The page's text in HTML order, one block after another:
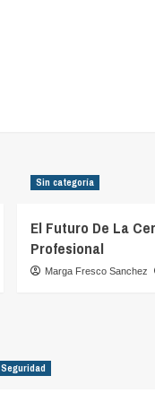
Sin categoría
El Futuro De La
Profesional
Marga Fresco Sanchez
Seguridad